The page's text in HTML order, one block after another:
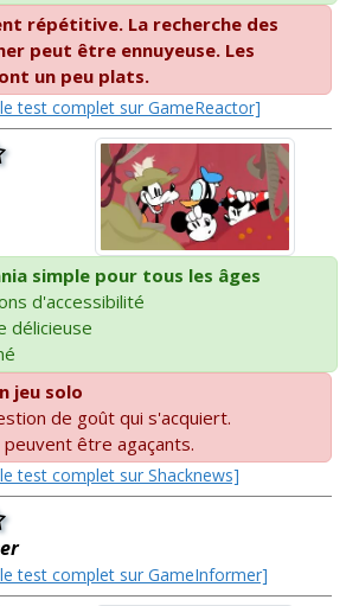
répétitive. La recherche des
peut être ennuyeuse. Les
un peu plats.
test complet sur GameReactor]
simple pour tous les âges
d'accessibilité
délicieuse
jeu solo
de goût qui s'acquiert.
être agaçants.
test complet sur Shacknews]
test complet sur GameInformer]